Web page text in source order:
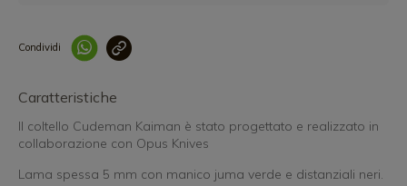
Condividi
Caratteristiche
Il coltello Cudeman Kaiman è stato progettato e realizzato in
collaborazione con Opus Knives
Lama spessa 5 mm con manico juma verde e distanziali neri.